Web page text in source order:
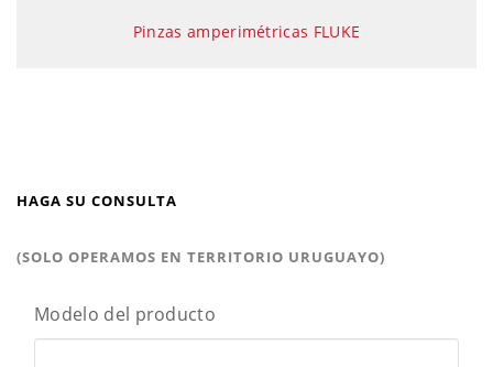
Pinzas amperimétricas FLUKE
HAGA SU CONSULTA
(SOLO OPERAMOS EN TERRITORIO URUGUAYO)
Modelo del producto